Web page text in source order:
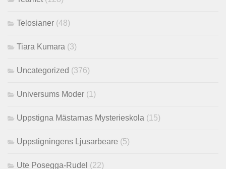
Telosianer (48)
Tiara Kumara (3)
Uncategorized (376)
Universums Moder (1)
Uppstigna Mästarnas Mysterieskola (15)
Uppstigningens Ljusarbeare (5)
Ute Posegga-Rudel (22)